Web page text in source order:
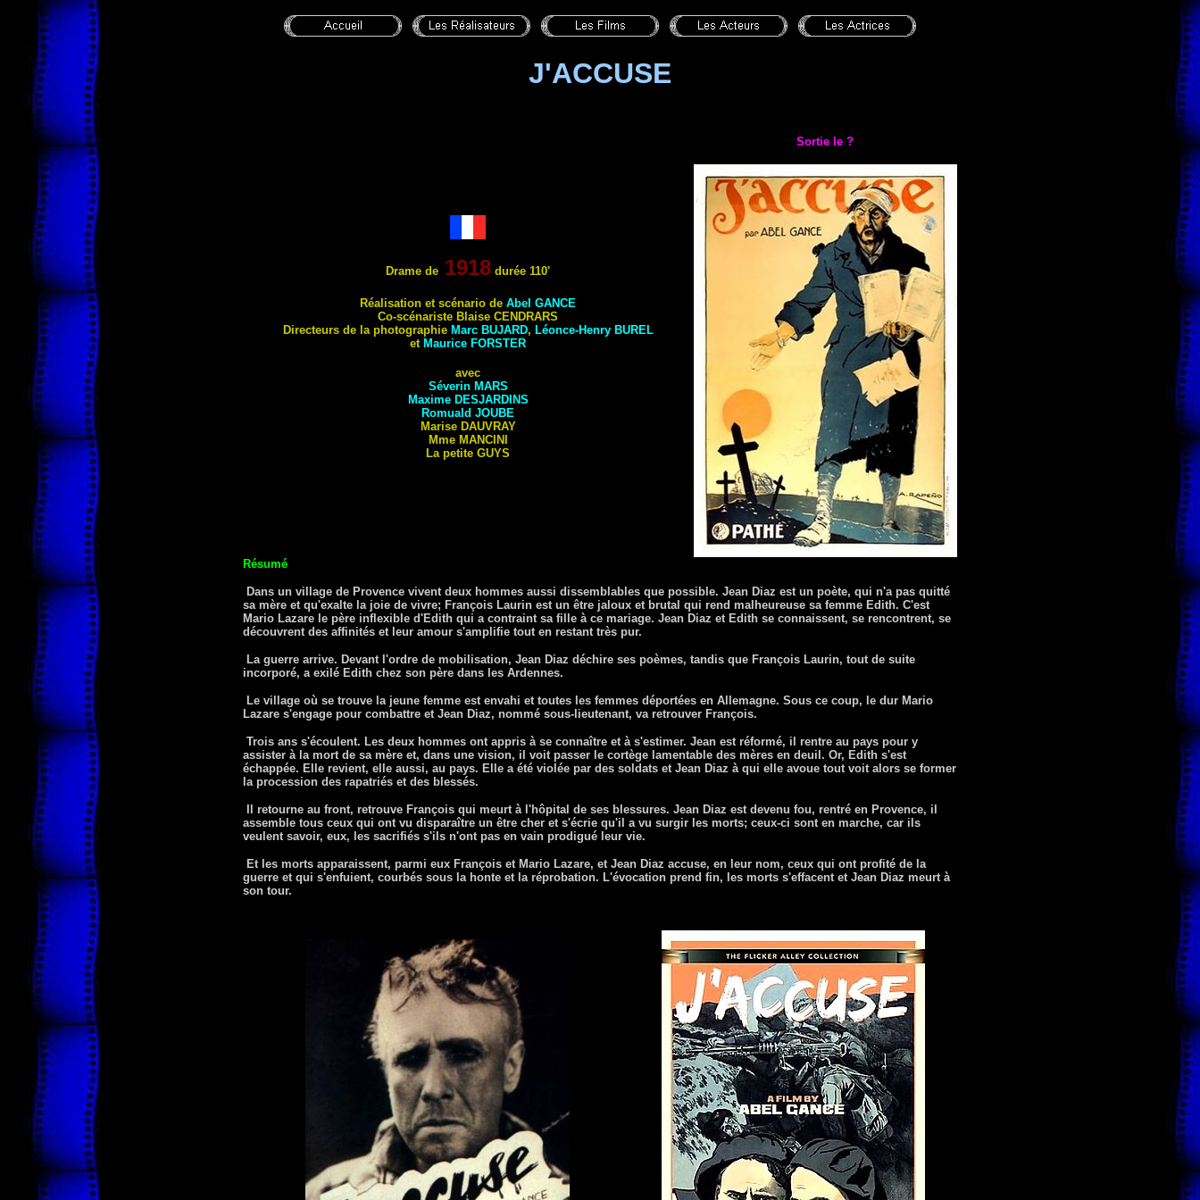
J'ACCUSE
Drame de 1918 durée 110'
Réalisation et scénario de Abel GANCE
Co-scénariste Blaise CENDRARS
Directeurs de la photographie Marc BUJARD, Léonce-Henry BUREL
et Maurice FORSTER
avec
Séverin MARS
Maxime DESJARDINS
Romuald JOUBE
Marise DAUVRAY
Mme MANCINI
La petite GUYS
Sortie le ?
Résumé
Dans un village de Provence vivent deux hommes aussi dissemblables que possible. Jean Diaz est un poète, qui n'a pas quitté
sa mère et qu'exalte la joie de vivre; François Laurin est un être jaloux et brutal qui rend malheureuse sa femme Edith. C'est
Mario Lazare le père inflexible d'Edith qui a contraint sa fille à ce mariage. Jean Diaz et Edith se connaissent, se rencontrent, se
découvrent des affinités et leur amour s'amplifie tout en restant très pur.
La guerre arrive. Devant l'ordre de mobilisation, Jean Diaz déchire ses poèmes, tandis que François Laurin, tout de suite
incorporé, a exilé Edith chez son père dans les Ardennes.
Le village où se trouve la jeune femme est envahi et toutes les femmes déportées en Allemagne. Sous ce coup, le dur Mario
Lazare s'engage pour combattre et Jean Diaz, nommé sous-lieutenant, va retrouver François.
Trois ans s'écoulent. Les deux hommes ont appris à se connaître et à s'estimer. Jean est réformé, il rentre au pays pour y
assister à la mort de sa mère et, dans une vision, il voit passer le cortège lamentable des mères en deuil. Or, Edith s'est
échappée. Elle revient, elle aussi, au pays. Elle a été violée par des soldats et Jean Diaz à qui elle avoue tout voit alors se former
la procession des rapatriés et des blessés.
Il retourne au front, retrouve François qui meurt à l'hôpital de ses blessures. Jean Diaz est devenu fou, rentré en Provence, il
assemble tous ceux qui ont vu disparaître un être cher et s'écrie qu'il a vu surgir les morts; ceux-ci sont en marche, car ils
veulent savoir, eux, les sacrifiés s'ils n'ont pas en vain prodigué leur vie.
Et les morts apparaissent, parmi eux François et Mario Lazare, et Jean Diaz accuse, en leur nom, ceux qui ont profité de la
guerre et qui s'enfuient, courbés sous la honte et la réprobation. L'évocation prend fin, les morts s'effacent et Jean Diaz meurt à
son tour.